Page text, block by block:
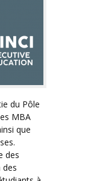
du Pôle
MBA
que
des